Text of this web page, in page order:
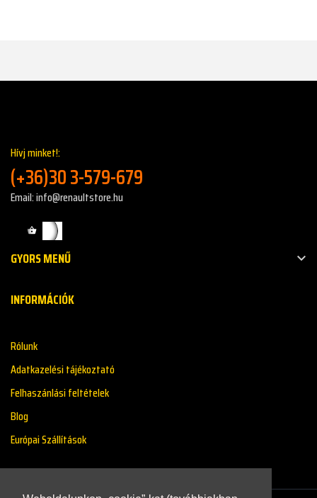
Hívj minket!:
(+36)30 3-579-679
Email: info@renaultstore.hu
GYORS MENŰ 
INFORMÁCIÓK
Rólunk
Adatkazelési tájékoztató
Felhaszánlási feltételek
Blog
Európai Szállítások